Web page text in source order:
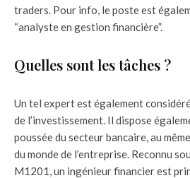
traders. Pour info, le poste est
“analyste en gestion financière”.
Quelles sont les tâches ?
Un tel expert est également
de l’investissement. Il dispose
poussée du secteur bancaire, au
du monde de l’entreprise. Reconnu
M1201, un ingénieur financier est